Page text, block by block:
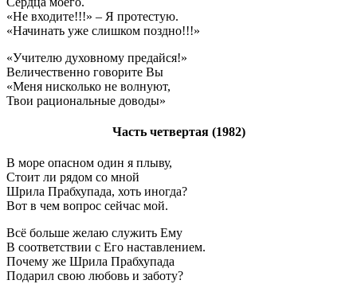
«Не входите!!!» – Я протестую.
«Начинать уже слишком поздно!!!»
«Учителю духовному предайся!»
Величественно говорите Вы
«Меня нисколько не волнуют,
Твои рациональные доводы»
Часть четвертая (1982)
В море опасном один я плыву,
Стоит ли рядом со мной
Шрила Прабхупада, хоть иногда?
Вот в чем вопрос сейчас мой.
Всё больше желаю служить Ему
В соответствии с Его наставлением.
Почему же Шрила Прабхупада
Подарил свою любовь и заботу?